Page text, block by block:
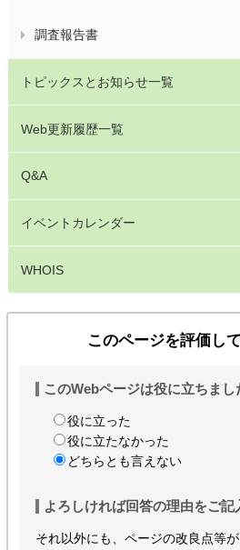
調査報告書
トピックスとお知らせ一覧
Web更新履歴一覧
Q&A
イベントカレンダー
WHOIS
このページを評価し
このWebページは役に立ちまし
役に立った
役に立たなかった
どちらとも言えない
よろしければ回答の理由をご記
それ以外にも、ページの改良点等